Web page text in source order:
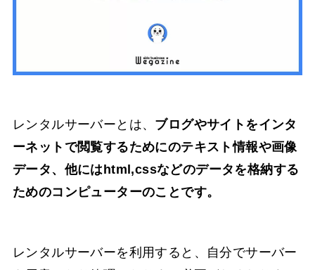
レンタルサーバーとは、 ブログやサイトをインタ
ーネットで閲覧するためにのテキスト情報や画像
データ、他にはhtml,cssなどのデータを格納する
ためのコンピューターのことです。
レンタルサーバーを利用すると、自分でサーバー